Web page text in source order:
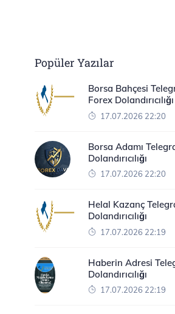
Popüler Yazılar
Borsa Bahçesi
Forex Dolandırıcılığı
17.07.2026 22:20
Borsa Adamı
Dolandırıcılığı
17.07.2026 22:20
Helal Kazanç
Dolandırıcılığı
17.07.2026 22:19
Haberin Adresi
Dolandırıcılığı
17.07.2026 22:19